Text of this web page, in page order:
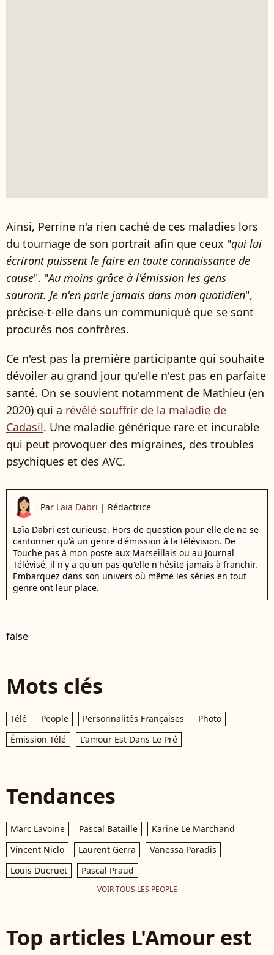
Ainsi, Perrine n'a rien caché de ces maladies lors
du tournage de son portrait afin que ceux "qui lui
écriront puissent le faire en toute connaissance de
cause". "Au moins grâce à l'émission les gens
sauront. Je n'en parle jamais dans mon quotidien",
précise-t-elle dans un communiqué que se sont
procurés nos confrères.
Ce n'est pas la première participante qui souhaite
dévoiler au grand jour qu'elle n'est pas en parfaite
santé. On se souvient notamment de Mathieu (en
2020) qui a révélé souffrir de la maladie de
Cadasil. Une maladie générique rare et incurable
qui peut provoquer des migraines, des troubles
psychiques et des AVC.
Par Laïa Dabri | Rédactrice
Laïa Dabri est curieuse. Hors de question pour elle de ne se
cantonner qu'à un genre d'émission à la télévision. De
Touche pas à mon poste aux Marseillais ou au Journal
Télévisé, il n'y a qu'un pas qu'elle n'hésite jamais à franchir.
Embarquez dans son univers où même les séries en tout
genre ont leur place.
false
Mots clés
Télé People Personnalités Françaises
Photo
Émission Télé
L'amour Est Dans Le Pré
Tendances
Marc Lavoine Pascal Bataille
Karine Le Marchand
Vincent Niclo
Laurent Gerra
Vanessa Paradis
Louis Ducruet
Pascal Praud
VOIR TOUS LES PEOPLE
Top articles L'Amour est